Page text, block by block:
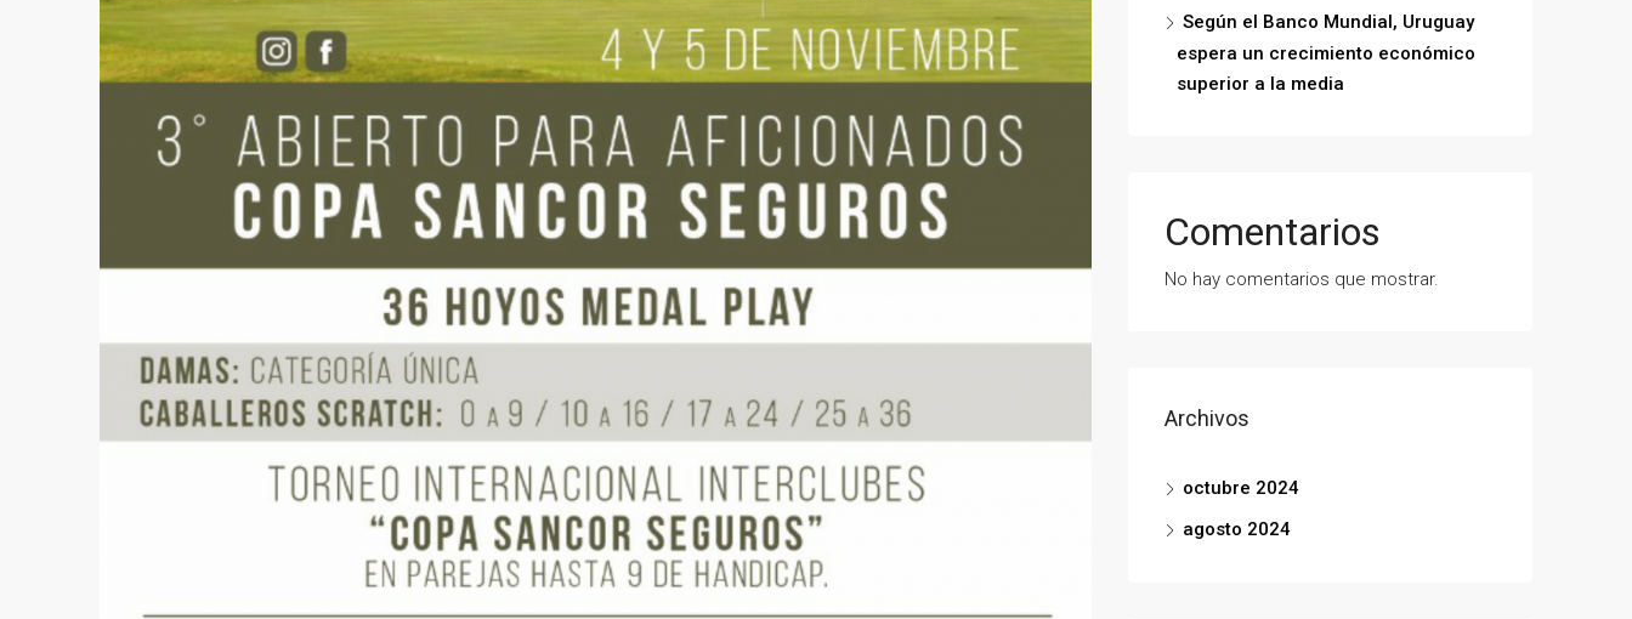
Según el Banco Mundial, Uruguay
espera un crecimiento económico
superior a la media
Comentarios
No hay comentarios que mostrar.
Archivos
octubre 2024
agosto 2024